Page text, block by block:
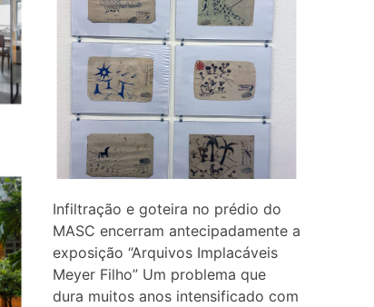
Infiltração e goteira no prédio do
MASC encerram antecipadamente a
exposição “Arquivos Implacáveis
Meyer Filho” Um problema que
dura muitos anos intensificado com